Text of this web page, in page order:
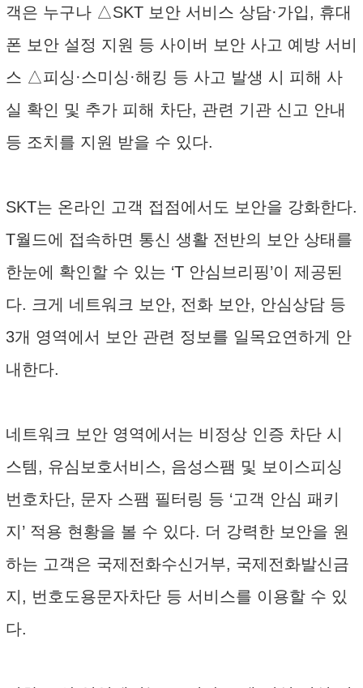
객은 누구나 △SKT 보안 서비스 상담·가입, 휴대
폰 보안 설정 지원 등 사이버 보안 사고 예방 서비
스 △피싱·스미싱·해킹 등 사고 발생 시 피해 사
실 확인 및 추가 피해 차단, 관련 기관 신고 안내
등 조치를 지원 받을 수 있다.
SKT는 온라인 고객 접점에서도 보안을 강화한다.
T월드에 접속하면 통신 생활 전반의 보안 상태를
한눈에 확인할 수 있는 ‘T 안심브리핑’이 제공된
다. 크게 네트워크 보안, 전화 보안, 안심상담 등
3개 영역에서 보안 관련 정보를 일목요연하게 안
내한다.
네트워크 보안 영역에서는 비정상 인증 차단 시
스템, 유심보호서비스, 음성스팸 및 보이스피싱
번호차단, 문자 스팸 필터링 등 ‘고객 안심 패키
지’ 적용 현황을 볼 수 있다. 더 강력한 보안을 원
하는 고객은 국제전화수신거부, 국제전화발신금
지, 번호도용문자차단 등 서비스를 이용할 수 있
다.